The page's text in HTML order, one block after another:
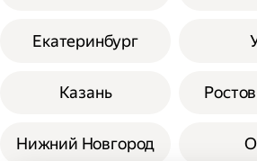
Екатеринбург
Казань
Нижний Новгород